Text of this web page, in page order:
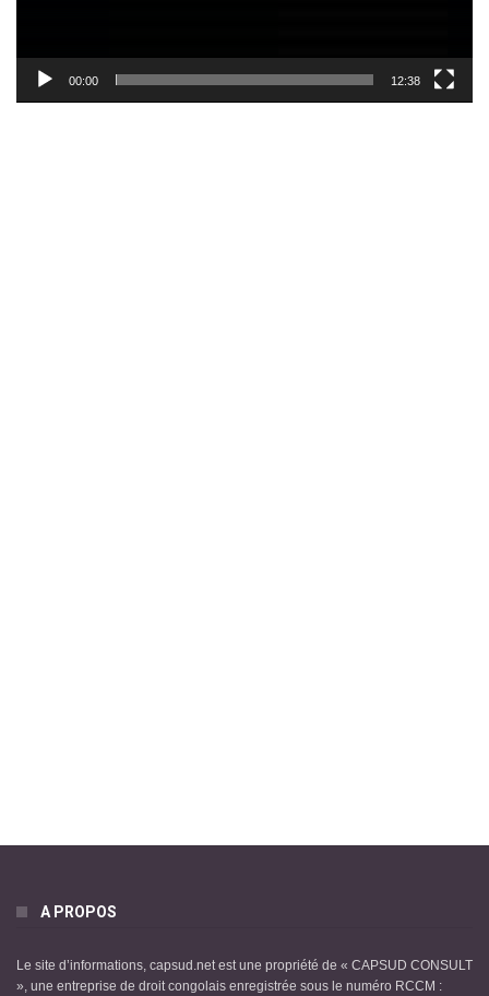
00:00 12:38
A PROPOS
Le site d’informations, capsud.net est une propriété de « CAPSUD CONSULT
», une entreprise de droit congolais enregistrée sous le numéro RCCM :